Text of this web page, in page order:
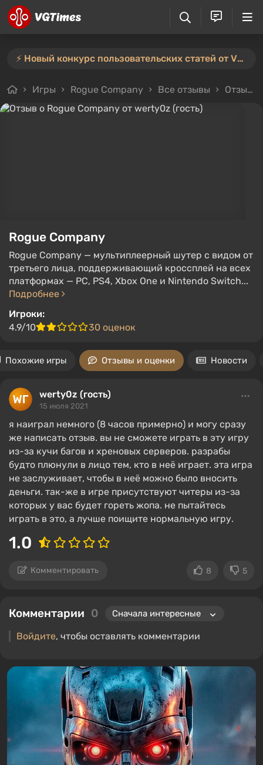
⚡️ Новый конкурс пользовательских статей от VGTimes — участвуйте тут ⚡️
Игры Rogue Company Все отзывы Отзыв от werty0z (гость)
Rogue Company
Rogue Company — мультиплеерный шутер с видом от
третьего лица, поддерживающий кроссплей на всех
платформах — PC, PS4, Xbox One и Nintendo Switch...
Подробнее
Игроки:
4.9/10
30 оценок
Похожие игры Отзывы и оценки Новости
werty0z (гость)
15 июля 2021
я наиграл немного (8 часов примерно) и могу сразу
же написать отзыв. вы не сможете играть в эту игру
из-за кучи багов и хреновых серверов. разрабы
будто плюнули в лицо тем, кто в неё играет. эта игра
не заслуживает, чтобы в неё можно было вносить
деньги. так-же в игре присутствуют читеры из-за
которых у вас будет гореть жопа. не пытайтесь
играть в это, а лучше поищите нормальную игру.
1.0
Комментировать 8 5
Комментарии 0
Войдите, чтобы оставлять комментарии